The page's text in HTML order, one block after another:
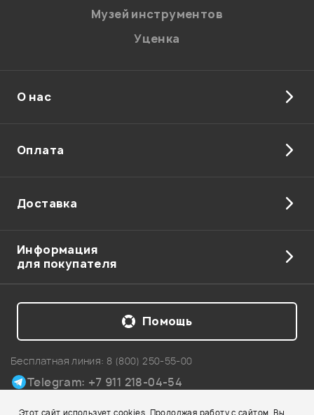
Этот сайт использует cookies. Продолжая работу с сайтом, Вы
Музей инструментов
Уценка
О нас
Оплата
Доставка
Информация
для покупателя
Бесплатная линия: 8 (800) 250-55-00
Telegram: +7 911 218-04-54
Помощь